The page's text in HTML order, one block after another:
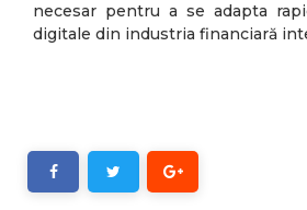
necesar pentru a se adapta
digitale din industria financiară